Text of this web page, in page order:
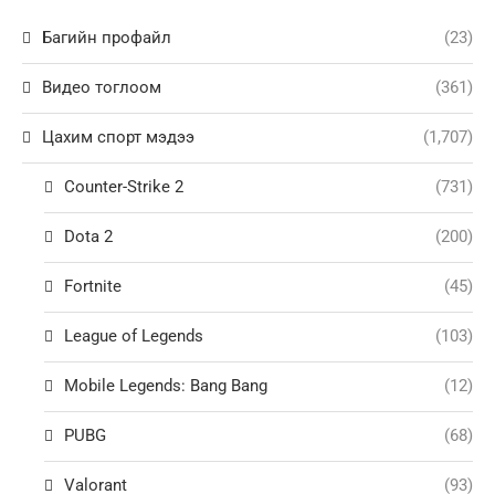
Багийн профайл (23)
Видео тоглоом (361)
Цахим спорт мэдээ (1,707)
Counter-Strike 2 (731)
Dota 2 (200)
Fortnite (45)
League of Legends (103)
Mobile Legends: Bang Bang (12)
PUBG (68)
Valorant (93)